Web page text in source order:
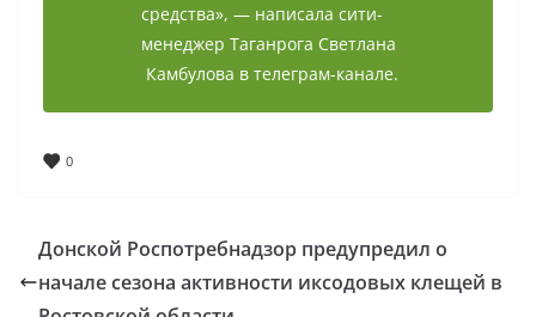
средства», — написала сити-
менеджер Таганрога Светлана
Камбулова в телеграм-канале.
0
Донской Роспотребнадзор предупредил о
начале сезона активности иксодовых клещей в